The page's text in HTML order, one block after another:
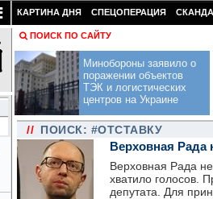
КАРТИНА ДНЯ СПЕЦОПЕРАЦИЯ
ПОИСК ПО САЙТУ
Минобороны заявило о
поражении объектов
ТЭК и логистических
центров на Украине
// ПОИСК: #ОТСТАВКУ
Верховная Рада
Верховная Рада
хватило голосов.
депутата. Для